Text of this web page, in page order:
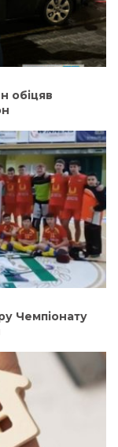
обіцяв
Чемпіонату